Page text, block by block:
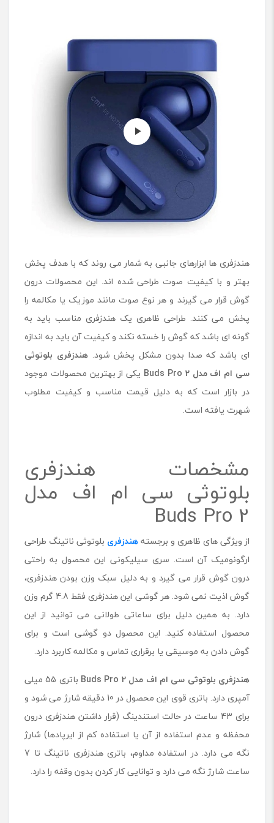
م
ف
م
د
ل
B
u
r
o
2
هندزفری ها ابزارهای جانبی به شمار می روند که با هدف پخش
بهتر و با کیفیت صوت طراحی شده اند. این محصولات درون
گوش قرار می گیرند و هر نوع صوت مانند موزیک یا مکالمه را
پخش می کنند. طراحی ظاهری یک هندزفری مناسب باید به
گونه ای باشد که گوش را خسته نکند و کیفیت آن باید به اندازه
ای باشد که صدا بدون مشکل پخش شود.هندزفری بلوتوثی
سی ام اف مدل Buds Pro 2
یکی از بهترین محصولات موجود
در بازار است که به دلیل قیمت مناسب و کیفیت مطلوب
شهرت یافته است.
مشخصات هندزفری
بلوتوثی سی ام اف مدل
Buds Pro 2
از ویژگی های ظاهری و برجستههندزفری بلوتوثی ناتینگ طراحی
ارگونومیک آن است. سری سیلیکونی این محصول به راحتی
درون گوش قرار می گیرد و به دلیل سبک وزن بودن هندزفری،
گوش اذیت نمی شود. هر گوشی این هندزفری فقط 4.8 گرم وزن
دارد. به همین دلیل برای ساعاتی طولانی می توانید از این
محصول استفاده کنید. این محصول دو گوشی است و برای
گوش دادن به موسیقی یا برقراری تماس و مکالمه کاربرد دارد.
هندزفری بلوتوثی سی ام اف مدل Buds Pro 2
باتری 55 میلی
آمپری دارد. باتری قوی این محصول در 10 دقیقه شارژ می شود و
برای 43 ساعت در حالت استندینگ (قرار داشتن هندزفری درون
محفظه و عدم استفاده از آن یا استفاده کم از ایرپادها) شارژ
نگه می دارد. در استفاده مداوم، باتری هندزفری ناتینگ تا 7
ساعت شارژ نگه می دارد و توانایی کار کردن بدون وقفه را دارد.